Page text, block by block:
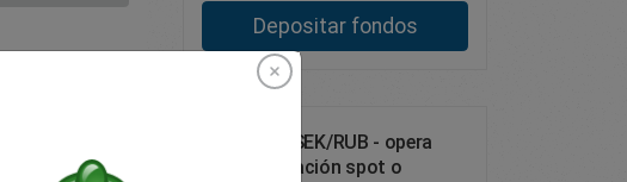
Depositar fondos
Opera con SEK/RUB - opera
como operación spot o